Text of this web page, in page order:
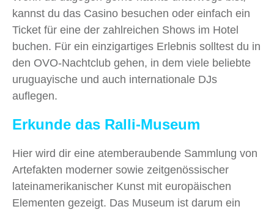
kannst du das Casino besuchen oder einfach ein
Ticket für eine der zahlreichen Shows im Hotel
buchen. Für ein einzigartiges Erlebnis solltest du in
den OVO-Nachtclub gehen, in dem viele beliebte
uruguayische und auch internationale DJs
auflegen.
Erkunde das Ralli-Museum
Hier wird dir eine atemberaubende Sammlung von
Artefakten moderner sowie zeitgenössischer
lateinamerikanischer Kunst mit europäischen
Elementen gezeigt. Das Museum ist darum ein